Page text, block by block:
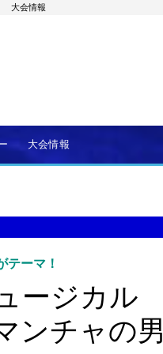
大会情報
大会情報
テーマ！
ージカル
ンチャの男